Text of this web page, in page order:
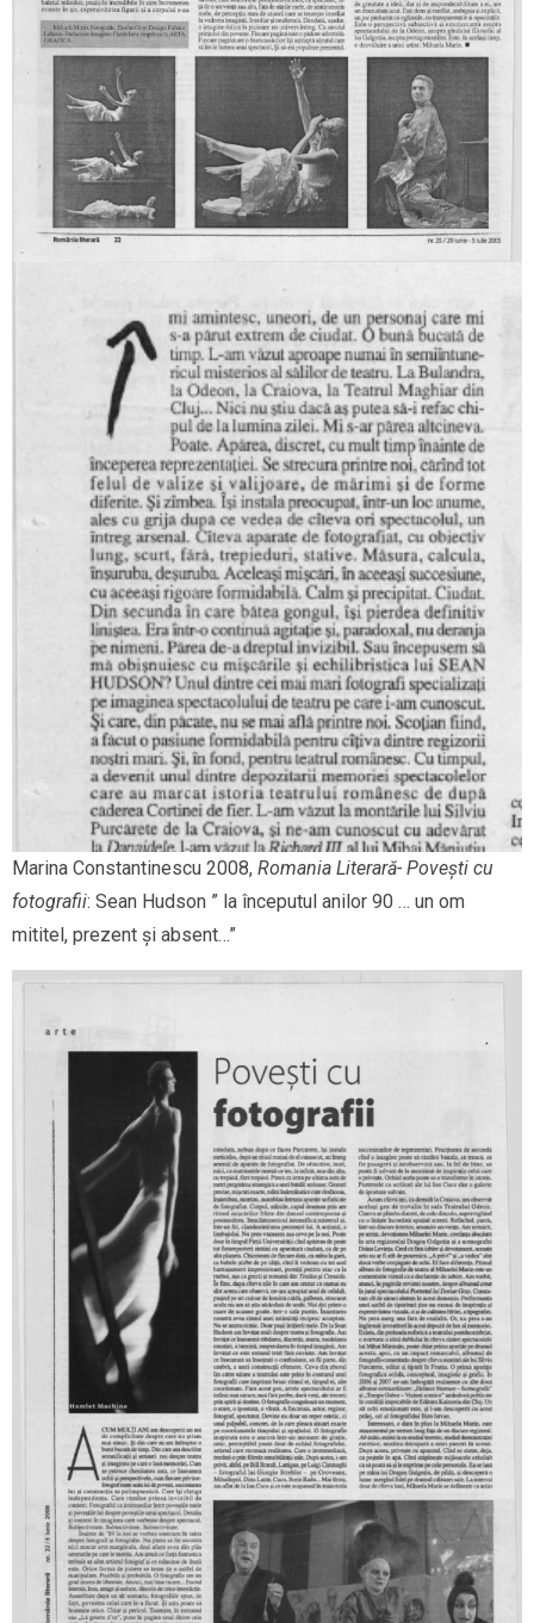
Marina Constantinescu 2008, Romania Literară- Povești cu
fotografii: Sean Hudson ” la începutul anilor 90 … un om
mititel, prezent și absent…”